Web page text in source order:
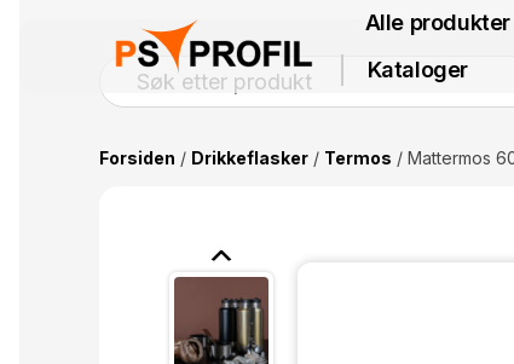
Alle produkter
Kataloger
Forsiden / Drikkeflasker/ Termos / Mattermos